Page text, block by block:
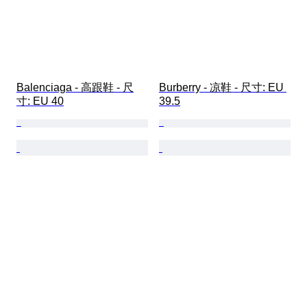
Balenciaga - 高跟鞋 - 尺
寸: EU 40
Burberry - 凉鞋 - 尺寸: EU
39.5